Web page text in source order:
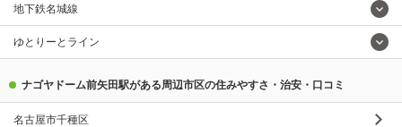
地下鉄名城線
ゆとりーとライン
ナゴヤドーム前矢田駅がある周辺市区の住みやすさ・治安・口コミ
名古屋市千種区